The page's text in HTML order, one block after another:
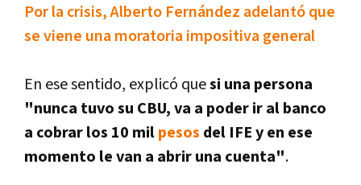
Por la crisis, Alberto Fernández adelantó que
se viene una moratoria impositiva general
En ese sentido, explicó quesi una persona
"nunca tuvo su CBU, va a poder ir al banco
a cobrar los 10 milpesos del IFE y en ese
momento le van a abrir una cuenta".